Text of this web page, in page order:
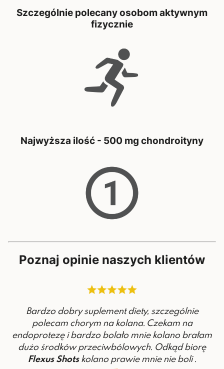
Szczególnie polecany osobom aktywnym
fizycznie
Najwyższa ilość - 500 mg chondroityny
Poznaj opinie naszych klientów
Bardzo dobry suplement diety, szczególnie
polecam chorym na kolana. Czekam na
endoprotezę i bardzo bolało mnie kolano brałam
dużo środków przeciwbólowych. Odkąd biorę
Flexus Shotskolano prawie mnie nie boli .